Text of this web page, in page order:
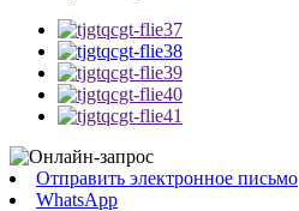
Отправить электронное письмо
WhatsApp